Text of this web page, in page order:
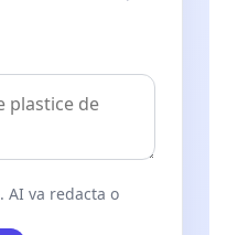
va redacta o